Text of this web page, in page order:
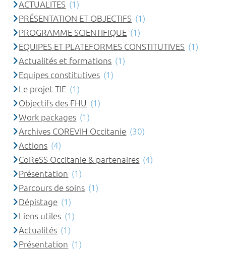
ACTUALITES (1)
PRÉSENTATION ET OBJECTIFS (1)
PROGRAMME SCIENTIFIQUE (1)
EQUIPES ET PLATEFORMES CONSTITUTIVES (1)
Actualités et formations (1)
Equipes constitutives (1)
Le projet TIE (1)
Objectifs des FHU (1)
Work packages (1)
Archives COREVIH Occitanie (30)
Actions (4)
CoReSS Occitanie & partenaires (4)
Présentation (1)
Parcours de soins (1)
Dépistage (1)
Liens utiles (1)
Actualités (1)
Présentation (1)